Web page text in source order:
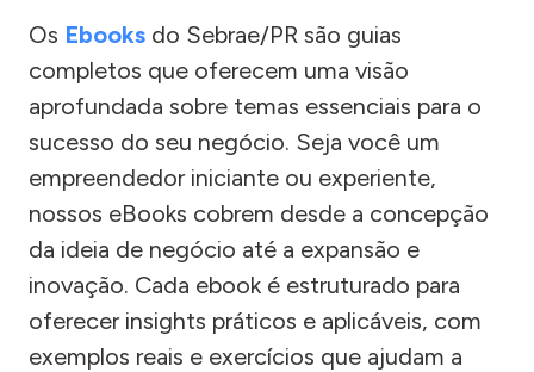
Os Ebooks do Sebrae/PR são guias
completos que oferecem uma visão
aprofundada sobre temas essenciais para o
sucesso do seu negócio. Seja você um
empreendedor iniciante ou experiente,
nossos eBooks cobrem desde a concepção
da ideia de negócio até a expansão e
inovação. Cada ebook é estruturado para
oferecer insights práticos e aplicáveis, com
exemplos reais e exercícios que ajudam a